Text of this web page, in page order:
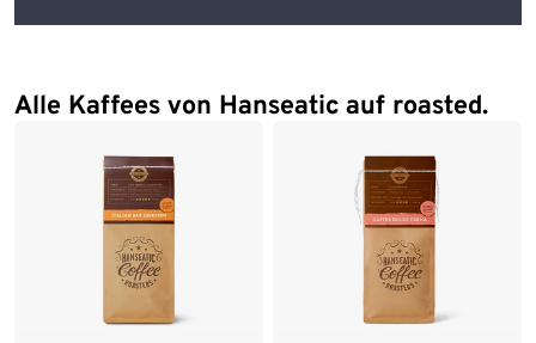
Alle Kaffees von Hanseatic auf roasted.